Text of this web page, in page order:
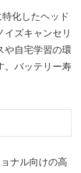
化したヘッド
イズキャンセリ
や自宅学習の環
。バッテリー寿
ナル向けの高